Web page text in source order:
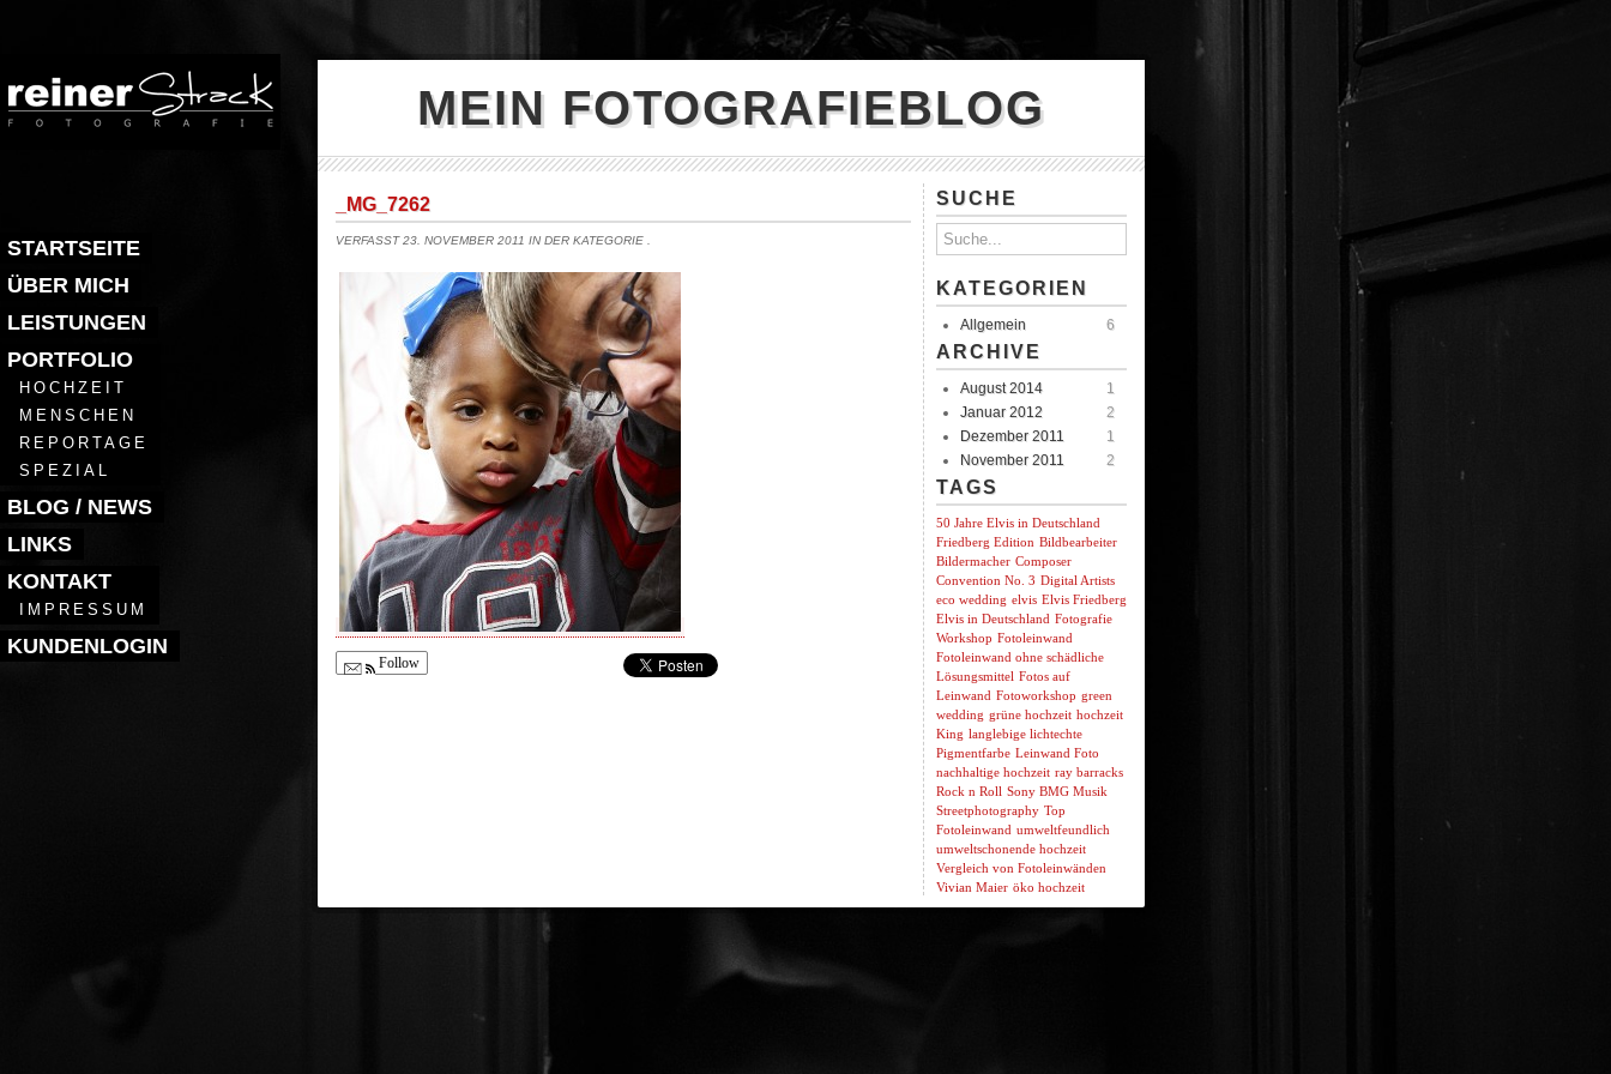
STARTSEITE
ÜBER MICH
LEISTUNGEN
PORTFOLIO
HOCHZEIT
MENSCHEN
REPORTAGE
SPEZIAL
BLOG / NEWS
LINKS
KONTAKT
IMPRESSUM
KUNDENLOGIN
MEIN FOTOGRAFIEBLOG
_MG_7262
VERFASST 23. NOVEMBER 2011 IN DER KATEGORIE
Follow
SUCHE
KATEGORIEN
Allgemein 6
ARCHIVE
August 2014
1
Januar 2012
2
Dezember 2011
1
November 2011
2
TAGS
50 Jahre Elvis in Deutschland
Friedberg Edition Bildbearbeiter
Bildermacher Composer
Convention No. 3 Digital Artists
eco wedding elvis Elvis Friedberg
Elvis in Deutschland Fotografie
Workshop Fotoleinwand
Fotoleinwand ohne schädliche
Lösungsmittel Fotos auf
Leinwand Fotoworkshop green
wedding grüne hochzeit hochzeit
King langlebige lichtechte
Pigmentfarbe Leinwand Foto
nachhaltige hochzeit ray barracks
Rock n Roll Sony BMG Musik
Streetphotography Top
Fotoleinwand umweltfeundlich
umweltschonende hochzeit
Vergleich von Fotoleinwänden
Vivian Maier öko hochzeit